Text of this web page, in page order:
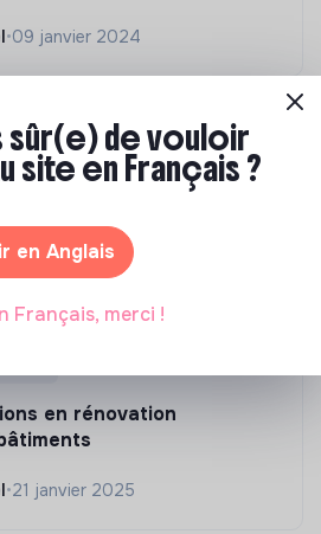
•09 janvier 2024
en rénovation
•21 janvier 2025
sûr(e) de vouloir
site en Français ?
en Anglais
Français, merci !